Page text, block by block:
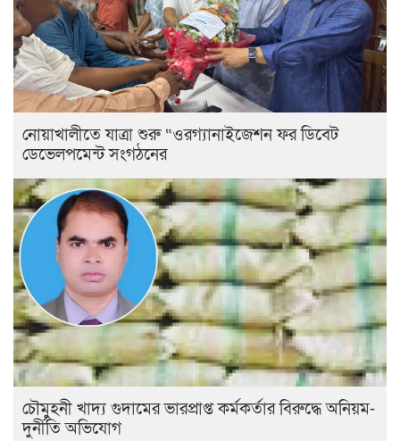
নোয়াখালীতে যাত্রা শুরু “ওরগ্যানাইজেশন ফর ডিবেট
ডেভেলপমেন্ট সংগঠনের
চৌমুহনী খাদ্য গুদামের ভারপ্রাপ্ত কর্মকর্তার বিরুদ্ধে অনিয়ম-
দুর্নীতি অভিযোগ